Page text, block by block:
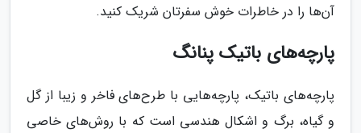
آن‌ها را در خاطرات خوش سفرتان شریک کنید.
پارچه‌های باتیک پنانگ
پارچه‌های باتیک، پارچه‌هایی با طرح‌های فاخر و زیبا از گل
و گیاه، برگ و اشکال هندسی است که با روش‌های خاصی